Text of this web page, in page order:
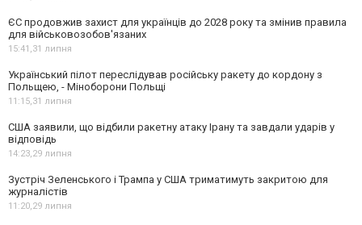
ЄС продовжив захист для українців до 2028 року та змінив правила
для військовозобов'язаних
15:41,31 липня
Український пілот переслідував російську ракету до кордону з
Польщею, - Міноборони Польщі
11:15,31 липня
США заявили, що відбили ракетну атаку Ірану та завдали ударів у
відповідь
14:23,29 липня
Зустріч Зеленського і Трампа у США триматимуть закритою для
журналістів
11:20,29 липня